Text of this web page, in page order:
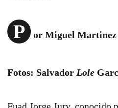
pp
P or Miguel Martinez
Fotos: Salvador Lole